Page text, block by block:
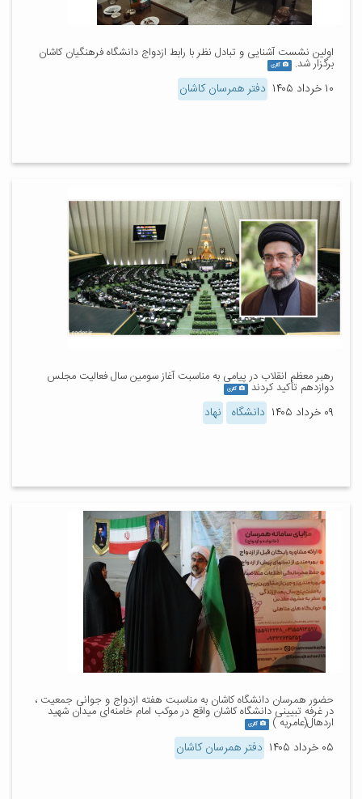
اولین نشست آشنایی و تبادل نظر با رابط ازدواج دانشگاه فرهنگیان کاشان
برگزار شد. گالری
۱۰ خرداد ۱۴۰۵ دفتر همرسان کاشان
رهبر معظم انقلاب در پیامی به مناسبت آغاز سومین سال فعالیت مجلس
دوازدهم تأکید کردند گالری
۰۹ خرداد ۱۴۰۵ دانشگاه نهاد
حضور همرسان دانشگاه کاشان به مناسبت هفته ازدواج و جوانی جمعیت ،
در غرفه تبیینی دانشگاه کاشان واقع در موکب امام خامنه‌ای میدان شهید
اردهال(عامریه ) گالری
۰۵ خرداد ۱۴۰۵ دفتر همرسان کاشان